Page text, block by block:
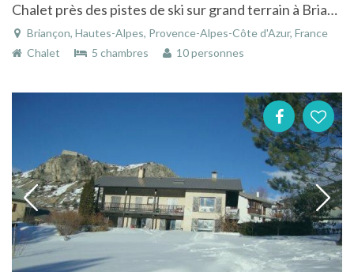
Chalet près des pistes de ski sur grand terrain à Briançon dans les Hautes-Alpes
Briançon, Hautes-Alpes, Provence-Alpes-Côte d'Azur, France
Chalet
5 chambres 10 personnes